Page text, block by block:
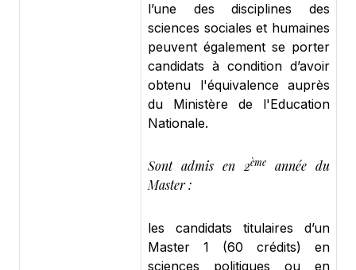
l’une des disciplines des
sciences sociales et humaines
peuvent également se porter
candidats à condition d’avoir
obtenu l'équivalence auprès
du Ministère de l'Education
Nationale.
Sont admis en 2ème
année du
Master :
les candidats titulaires d’un
Master 1 (60 crédits) en
sciences politiques ou en